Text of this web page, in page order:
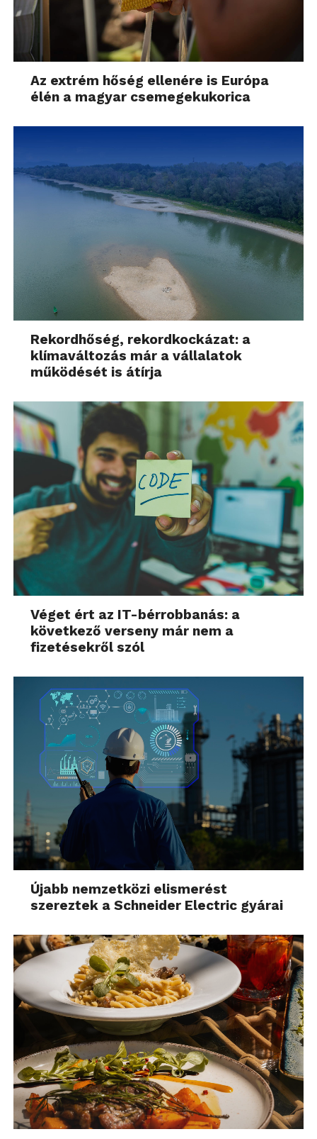
Az extrém hőség ellenére is Európa
élén a magyar csemegekukorica
Rekordhőség, rekordkockázat: a
klímaváltozás már a vállalatok
működését is átírja
Véget ért az IT-bérrobbanás: a
következő verseny már nem a
fizetésekről szól
Újabb nemzetközi elismerést
szereztek a Schneider Electric gyárai